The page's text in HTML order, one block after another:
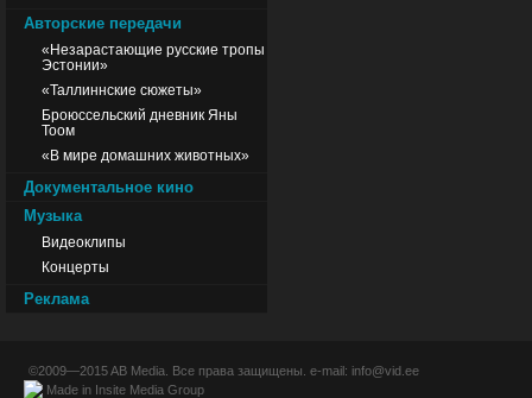
Авторские передачи
«Незарастающие русские тропы
Эстонии»
«Таллиннские сюжеты»
Броюссельский дневник Яны
Тоом
«В мире домашних животных»
Документальное кино
Музыка
Видеоклипы
Концерты
Реклама
©2009—2015AB Media . Все права защищены. e-mail: info@vid.ee
Made in Insite Media Group